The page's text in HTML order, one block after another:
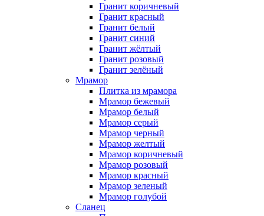
Гранит коричневый
Гранит красный
Гранит белый
Гранит синий
Гранит жёлтый
Гранит розовый
Гранит зелёный
Мрамор
Плитка из мрамора
Мрамор бежевый
Мрамор белый
Мрамор серый
Мрамор черный
Мрамор желтый
Мрамор коричневый
Мрамор розовый
Мрамор красный
Мрамор зеленый
Мрамор голубой
Сланец